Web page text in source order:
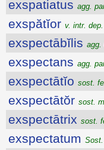
exspatiatus agg.
exspătĭor v. intr.
exspectābĭlis agg.
exspectans agg.
exspectātĭo sost.
exspectātŏr sost.
exspectātrix sost.
exspectatum